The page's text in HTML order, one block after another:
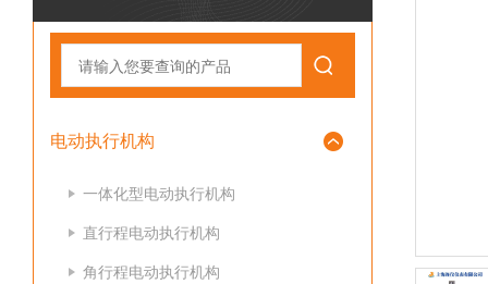
电动执行机构
一体化型电动执行机构
直行程电动执行机构
角行程电动执行机构